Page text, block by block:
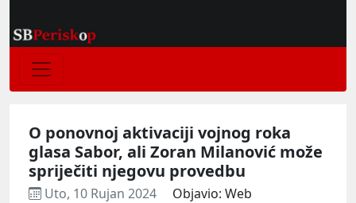
O ponovnoj aktivaciji vojnog roka
glasa Sabor, ali Zoran Milanović može
spriječiti njegovu provedbu
Uto, 10 Rujan 2024 Objavio: Web